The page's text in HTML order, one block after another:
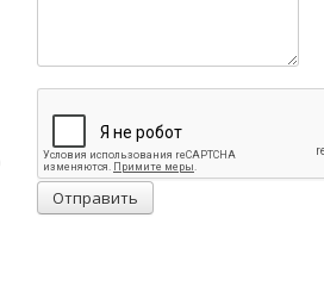
Отправить